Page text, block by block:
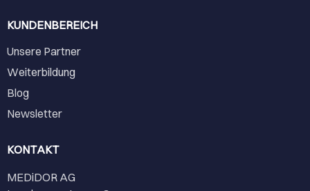
KUNDENBEREICH
Unsere Partner
Weiterbildung
Blog
Newsletter
KONTAKT
MEDiDOR AG